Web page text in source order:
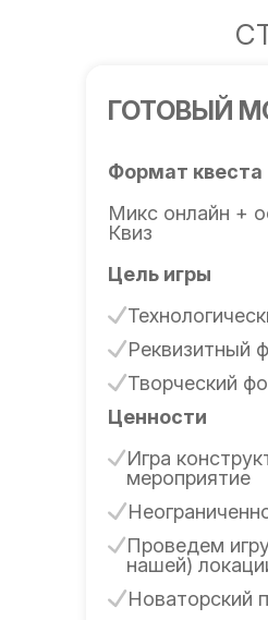
ГОТОВЫЙ
Формат квеста
Микс онлайн +
Квиз
Цель игры
Реквизитный
Творческий
Ценности
Игра
мероприятие
Проведем
нашей)
Новаторский